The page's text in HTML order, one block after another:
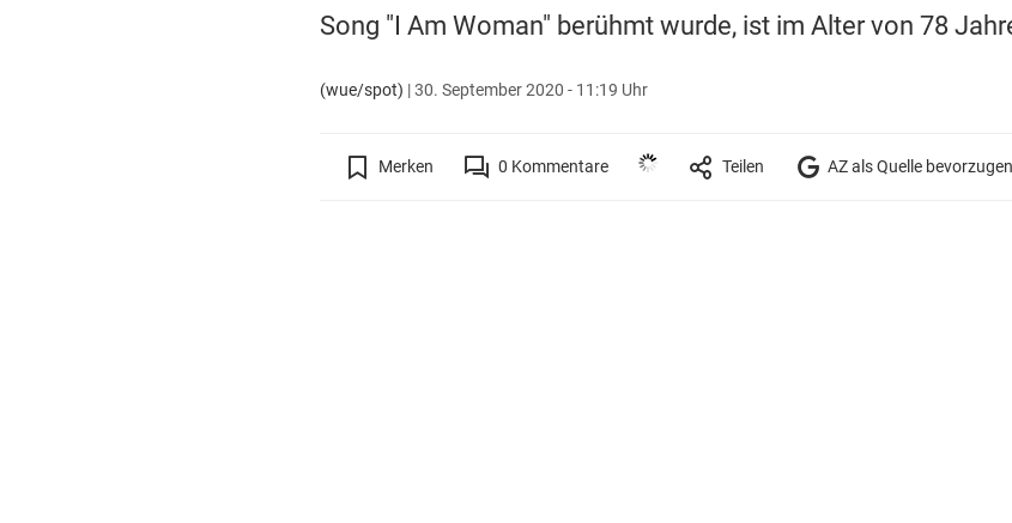
Song "I Am Woman" berühmt wurde, ist im Alter von 78
(wue/spot) |30. September 2020 - 11:19 Uhr
Merken 0 Kommentare Teilen AZ als Quelle bevorzugen